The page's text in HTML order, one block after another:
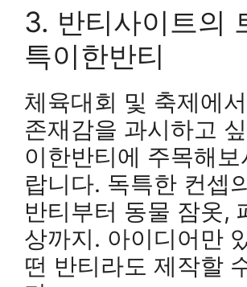
3. 반티사이트의
특이한반티
체육대회 및 축제에
존재감을 과시하고
이한반티에 주목해
랍니다. 독특한 컨셉
반티부터 동물 잠옷,
상까지. 아이디어만
떤 반티라도 제작할